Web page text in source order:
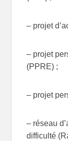
– projet
– projet
(PPRE) ;
– projet
– réseau
difficulté